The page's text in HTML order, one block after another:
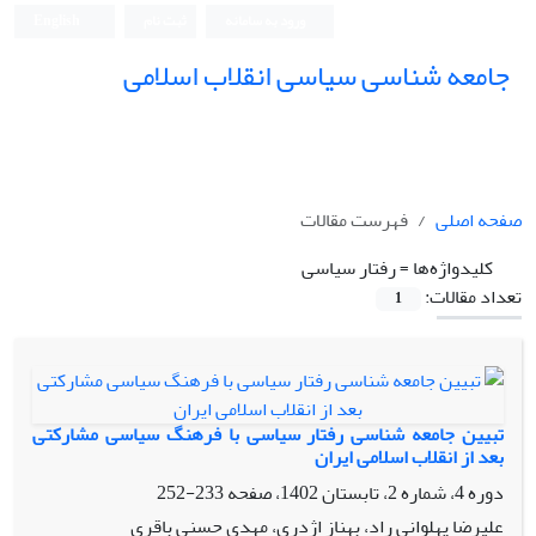
جامعه شناسی سیاسی انقلاب اسلامی
صفحه اصلی
فهرست مقالات
کلیدواژه‌ها =رفتار سیاسی
تعداد مقالات:
1
تبیین جامعه شناسی رفتار سیاسی با فرهنگ سیاسی مشارکتی
بعد از انقلاب اسلامی ایران
دوره 4، شماره 2، تابستان 1402، صفحه
233-252
علیرضا پهلوانی راد، بهناز اژدری، مهدی حسنی باقری